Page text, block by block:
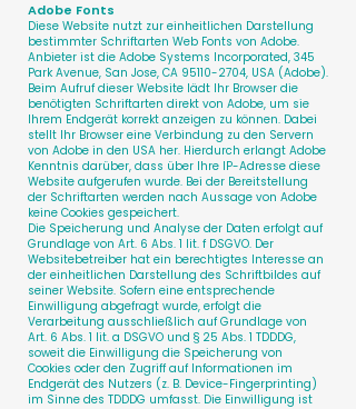
Adobe Fonts
Diese Website nutzt zur einheitlichen Darstellung
bestimmter Schriftarten Web Fonts von Adobe.
Anbieter ist die Adobe Systems Incorporated, 345
Park Avenue, San Jose, CA 95110-2704, USA (Adobe).
Beim Aufruf dieser Website lädt Ihr Browser die
benötigten Schriftarten direkt von Adobe, um sie
Ihrem Endgerät korrekt anzeigen zu können. Dabei
stellt Ihr Browser eine Verbindung zu den Servern
von Adobe in den USA her. Hierdurch erlangt Adobe
Kenntnis darüber, dass über Ihre IP-Adresse diese
Website aufgerufen wurde. Bei der Bereitstellung
der Schriftarten werden nach Aussage von Adobe
keine Cookies gespeichert.
Die Speicherung und Analyse der Daten erfolgt auf
Grundlage von Art. 6 Abs. 1 lit. f DSGVO. Der
Websitebetreiber hat ein berechtigtes Interesse an
der einheitlichen Darstellung des Schriftbildes auf
seiner Website. Sofern eine entsprechende
Einwilligung abgefragt wurde, erfolgt die
Verarbeitung ausschließlich auf Grundlage von
Art. 6 Abs. 1 lit. a DSGVO und § 25 Abs. 1 TDDDG,
soweit die Einwilligung die Speicherung von
Cookies oder den Zugriff auf Informationen im
Endgerät des Nutzers (z. B. Device-Fingerprinting)
im Sinne des TDDDG umfasst. Die Einwilligung ist